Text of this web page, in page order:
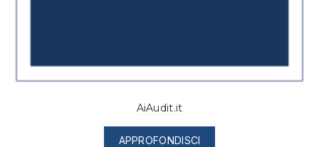
AiAudit.it
APPROFONDISCI